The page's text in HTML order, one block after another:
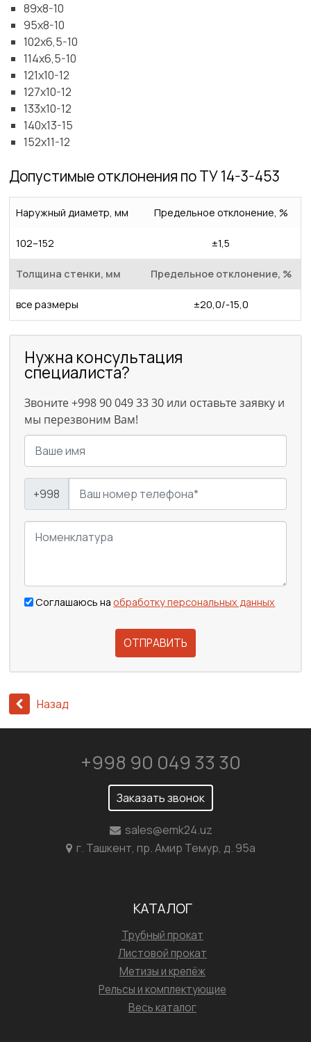
89х8-10
95х8-10
102х6,5-10
114х6,5-10
121х10-12
127х10-12
133х10-12
140х13-15
152х11-12
Допустимые отклонения по ТУ 14-3-453
Наружный диаметр, мм Предельное отклонение, %
102–152 ±1,5
Толщина стенки, мм Предельное отклонение, %
все размеры ±20,0/-15,0
Нужна консультация
специалиста?
Звоните +998 90 049 33 30 или оставьте заявку и
мы перезвоним Вам!
+998
Соглашаюсь наобработку персональных данных
ОТПРАВИТЬ
Назад
+998 90 049 33 30
Заказать звонок
sales@emk24.uz
г. Ташкент, пр. Амир Темур, д. 95а
КАТАЛОГ
Трубный прокат
Листовой прокат
Метизы и крепёж
Рельсы и комплектующие
Весь каталог